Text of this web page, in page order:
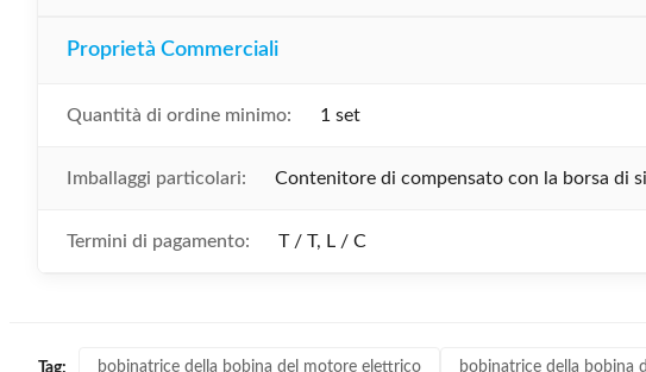
Proprietà Commerciali
Quantità di ordine minimo: 1 set
Imballaggi particolari: Contenitore di compensato con la borsa di
Termini di pagamento: T / T, L / C
Tag: bobinatrice della bobina del motore elettrico bobinatrice della bobina